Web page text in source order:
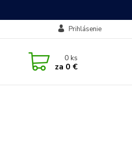
Prihlásenie
0ks
za 0 €